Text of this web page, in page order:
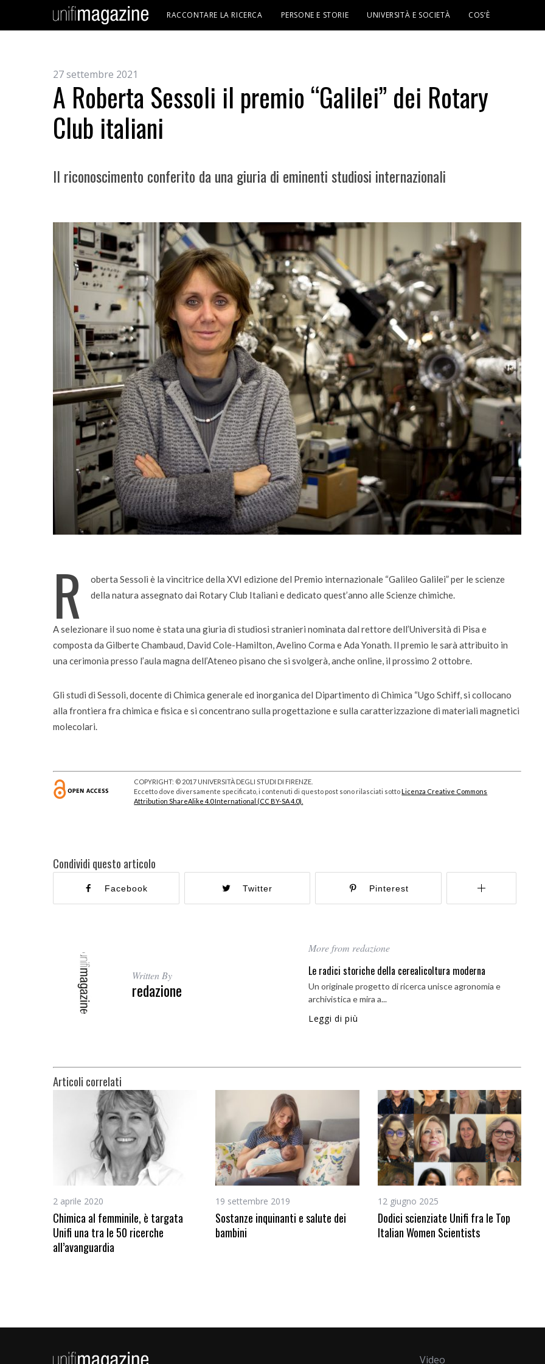
RACCONTARE LA RICERCA PERSONE E STORIE UNIVERSITÀ E SOCIETÀ COS’È
27 settembre 2021
A Roberta Sessoli il premio “Galilei” dei Rotary
Club italiani
Il riconoscimento conferito da una giuria di eminenti studiosi internazionali
R
oberta Sessoli è la vincitrice della XVI edizione del Premio internazionale “Galileo Galilei” per le scienze
della natura assegnato dai Rotary Club Italiani e dedicato quest’anno alle Scienze chimiche.
A selezionare il suo nome è stata una giuria di studiosi stranieri nominata dal rettore dell’Università di Pisa e
composta da Gilberte Chambaud, David Cole-Hamilton, Avelino Corma e Ada Yonath. Il premio le sarà attribuito in
una cerimonia presso l’aula magna dell’Ateneo pisano che si svolgerà, anche online, il prossimo 2 ottobre.
Gli studi di Sessoli, docente di Chimica generale ed inorganica del Dipartimento di Chimica “Ugo Schiff, si collocano
alla frontiera fra chimica e fisica e si concentrano sulla progettazione e sulla caratterizzazione di materiali magnetici
molecolari.
COPYRIGHT: © 2017 UNIVERSITÀ DEGLI STUDI DI FIRENZE.
Eccetto dove diversamente specificato, i contenuti di questo post sono rilasciati sottoLicenza Creative Commons
Attribution ShareAlike 4.0 International (CC BY-SA 4.0).
Condividi questo articolo
Facebook Twitter Pinterest
Written By
redazione
More from redazione
Le radici storiche della cerealicoltura moderna
Un originale progetto di ricerca unisce agronomia e
archivistica e mira a...
Leggi di più
Articoli correlati
2 aprile 2020
Chimica al femminile, è targata
Unifi una tra le 50 ricerche
all’avanguardia
19 settembre 2019
Sostanze inquinanti e salute dei
bambini
12 giugno 2025
Dodici scienziate Unifi fra le Top
Italian Women Scientists
Incarichi e riconoscimenti
bambini
Didattica
da settembre dodici corsi “blended”
Video